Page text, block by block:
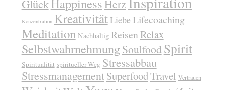
GlückHappiness Herz
Konzentration KreativitätLiebeLifecoaching
Meditation Nachhaltig ReisenRelax
SelbstwahrnehmungSoulfood Spirit
Spiritualität spiritueller Weg Stressabbau
StressmanagementSuperfoodTravel Vertrauen